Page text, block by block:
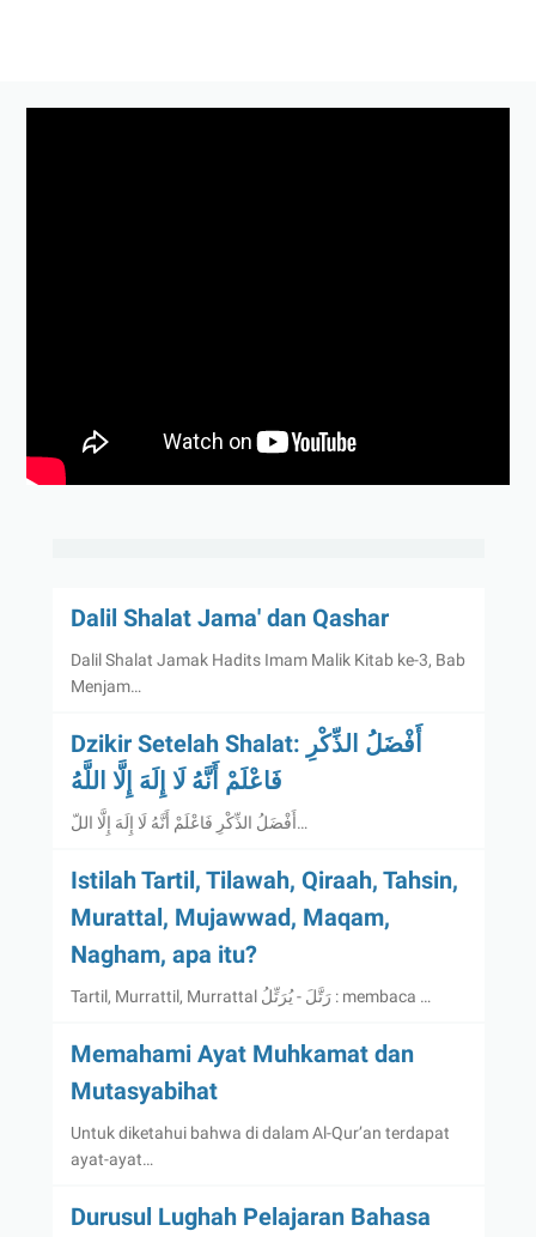
Dalil Shalat Jama' dan Qashar
Dalil Shalat Jamak Hadits Imam Malik Kitab ke-3, Bab
Menjam…
Dzikir Setelah Shalat: أَفْضَلُ الذِّكْرِ
فَاعْلَمْ أَنَّهُ لَا إِلَهَ إِلَّا اللَّهُ
أَفْضَلُ الذِّكْرِ فَاعْلَمْ أَنَّهُ لَا إِلَهَ إِلَّا اللّ…
Istilah Tartil, Tilawah, Qiraah, Tahsin,
Murattal, Mujawwad, Maqam,
Nagham, apa itu?
Tartil, Murrattil, Murrattal رَتَّلَ - يُرَتِّلُ : membaca …
Memahami Ayat Muhkamat dan
Mutasyabihat
Untuk diketahui bahwa di dalam Al-Qur’an terdapat
ayat-ayat…
Durusul Lughah Pelajaran Bahasa